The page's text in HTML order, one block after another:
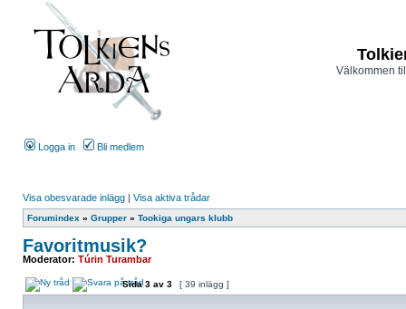
Välkommen
Logga in Bli medlem
Visa obesvarade inlägg | Visa aktiva trådar
Forumindex » Grupper » Tookiga ungars klubb
Favoritmusik?
Moderator: Túrin Turambar
Sida3 av 3 [ 39 inlägg ]